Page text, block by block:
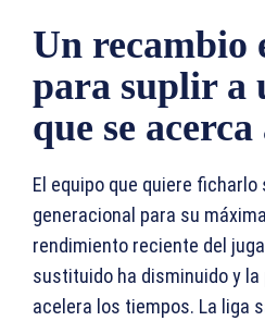
Un recambio
para suplir a
que se
El equipo que quiere
generacional para su
rendimiento reciente del
sustituido ha disminuido y
acelera los tiempos. La liga